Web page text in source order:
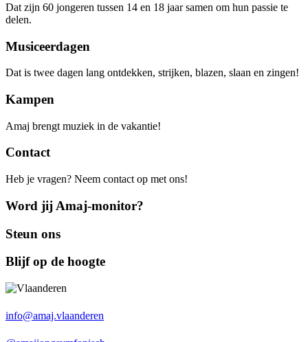
Dat zijn 60 jongeren tussen 14 en 18 jaar samen om hun passie te
delen.
Musiceerdagen
Dat is twee dagen lang ontdekken, strijken, blazen, slaan en zingen!
Kampen
Amaj brengt muziek in de vakantie!
Contact
Heb je vragen? Neem contact op met ons!
Word jij Amaj-monitor?
Steun ons
Blijf op de hoogte
info@amaj.vlaanderen